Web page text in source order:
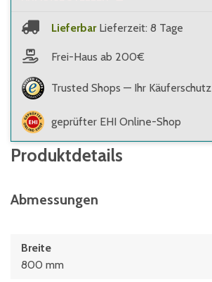
Lieferbar Lieferzeit: 8 Tage
Frei-Haus ab 200€
Trusted Shops — Ihr Käuferschutz
geprüfter EHI Online-Shop
Produktdetails
Abmessungen
Breite
800 mm